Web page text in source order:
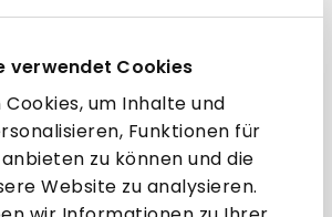
verwendet Cookies
um Inhalte und
Funktionen für
zu können und die
Website zu analysieren.
2,89 €* -6.5%
2,74 €*
2,64 €* -14.6%
2,34 €* -24.3